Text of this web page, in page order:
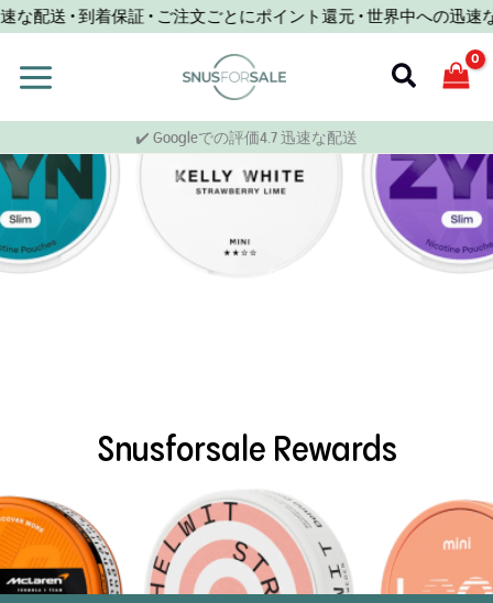
コ
ン
ツ
ス
キ
ッ
プ
配送 • 到着保証 • ご注文ごとにポイント還元 • 世界中への迅
検
✔️ Googleでの評価4.7 迅速な配送